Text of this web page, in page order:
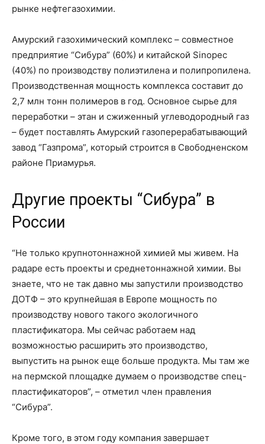
рынке нефтегазохимии.
Амурский газохимический комплекс – совместное
предприятие “Сибура” (60%) и китайской Sinopec
(40%) по производству полиэтилена и полипропилена.
Производственная мощность комплекса составит до
2,7 млн тонн полимеров в год. Основное сырье для
переработки – этан и сжиженный углеводородный газ
– будет поставлять Амурский газоперерабатывающий
завод “Газпрома”, который строится в Свободненском
районе Приамурья.
Другие проекты “Сибура” в
России
“Не только крупнотоннажной химией мы живем. На
радаре есть проекты и среднетоннажной химии. Вы
знаете, что не так давно мы запустили производство
ДОТФ – это крупнейшая в Европе мощность по
производству нового такого экологичного
пластификатора. Мы сейчас работаем над
возможностью расширить это производство,
выпустить на рынок еще больше продукта. Мы там же
на пермской площадке думаем о производстве спец-
пластификаторов”, – отметил член правления
“Сибура”.
Кроме того, в этом году компания завершает